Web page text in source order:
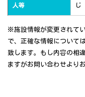
人等
じ
※施設情報が変更されて
で、正確な情報について
致します。もし内容の相
ますがお問い合わせより